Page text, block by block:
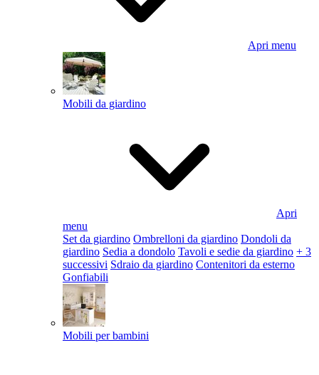
Apri menu
Mobili da giardino
Apri
menu
Set da giardino Ombrelloni da giardino Dondoli da
giardino Sedia a dondolo Tavoli e sedie da giardino + 3
successivi Sdraio da giardino Contenitori da esterno
Gonfiabili
Mobili per bambini